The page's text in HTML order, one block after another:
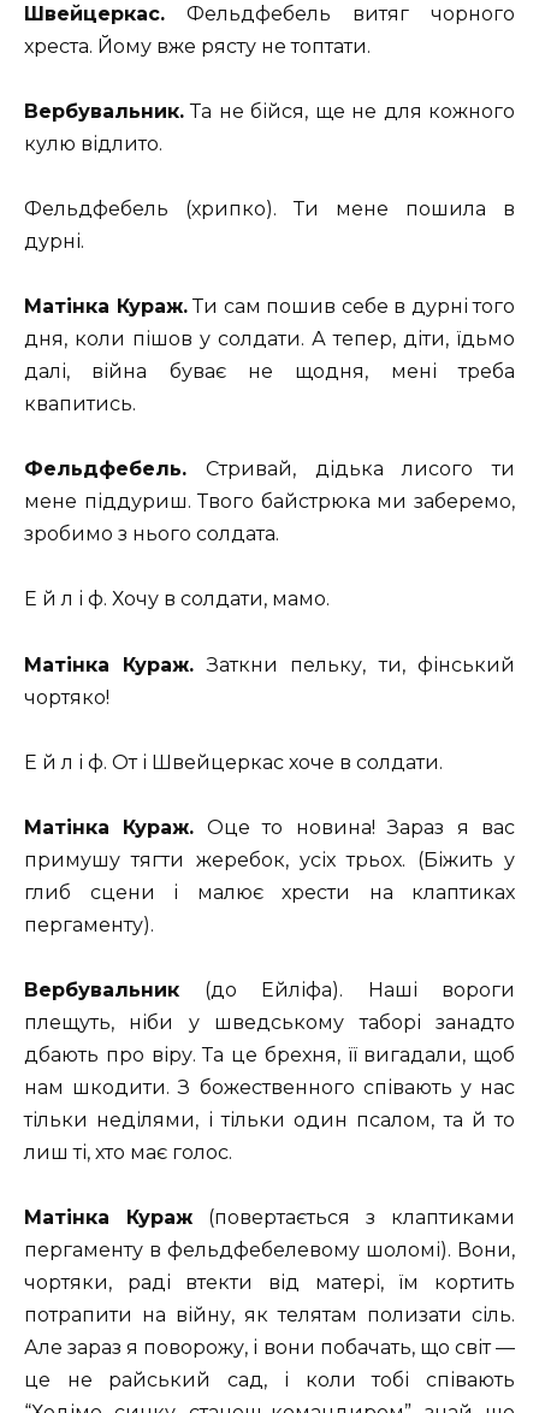
Швейцеркас. Фельдфебель витяг чорного
хреста. Йому вже рясту не топтати.
Вербувальник. Та не бійся, ще не для кожного
кулю відлито.
Фельдфебель (хрипко). Ти мене пошила в
дурні.
Матінка Кураж.Ти сам пошив себе в дурні того
дня, коли пішов у солдати. А тепер, діти, їдьмо
далі, війна буває не щодня, мені треба
квапитись.
Фельдфебель. Стривай, дідька лисого ти
мене піддуриш. Твого байстрюка ми заберемо,
зробимо з нього солдата.
Е й л і ф. Хочу в солдати, мамо.
Матінка Кураж. Заткни пельку, ти, фінський
чортяко!
Е й л і ф. От і Швейцеркас хоче в солдати.
Матінка Кураж. Оце то новина! Зараз я вас
примушу тягти жеребок, усіх трьох. (Біжить у
глиб сцени і малює хрести на клаптиках
пергаменту).
Вербувальник (до Ейліфа). Наші вороги
плещуть, ніби у шведському таборі занадто
дбають про віру. Та це брехня, її вигадали, щоб
нам шкодити. З божественного співають у нас
тільки неділями, і тільки один псалом, та й то
лиш ті, хто має голос.
Матінка Кураж (повертається з клаптиками
пергаменту в фельдфебелевому шоломі). Вони,
чортяки, раді втекти від матері, їм кортить
потрапити на війну, як телятам полизати сіль.
Але зараз я поворожу, і вони побачать, що світ —
це не райський сад, і коли тобі співають